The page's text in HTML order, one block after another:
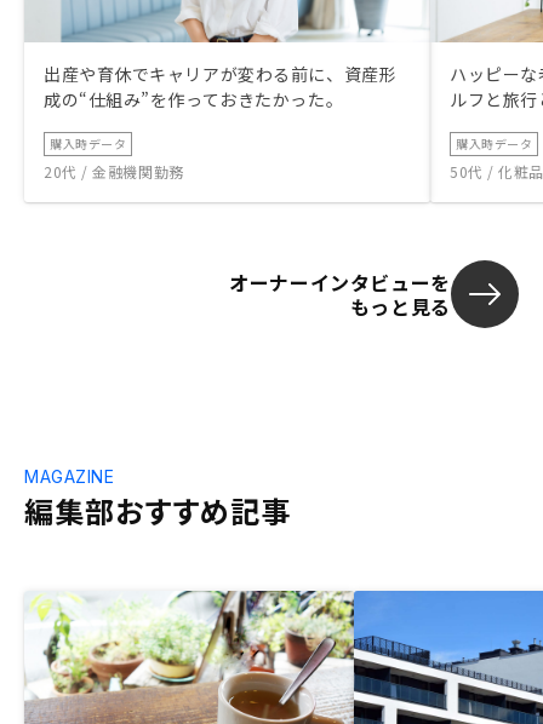
出産や育休でキャリアが変わる前に、資産形
成の“仕組み”を作っておきたかった。
購入時データ
20代 / 金融機関勤務
ハッピー
ルフと旅
購入時データ
50代 / 化粧
オーナーインタビューを
もっと見る
編集部おすすめ記事
MAGAZINE